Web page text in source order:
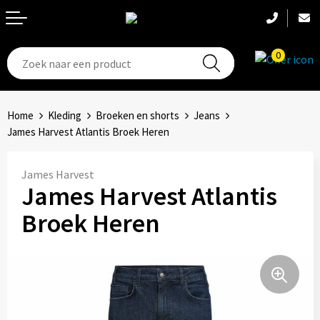
0
T-Shirts
Broeken en shorts
Schoenen
Badtextiel
Hoeden
Hoofdbanden
Sets
Bandanas
Aanstekers
Anti-stress
Elektronica, Gadgets en USB
Feestartikelen
Huis, Tuin en Keuken
Home Kleding Broeken en shorts
Jeans
James Harvest Atlantis Broek Heren
James Harvest
James Harvest Atlantis
Broek Heren